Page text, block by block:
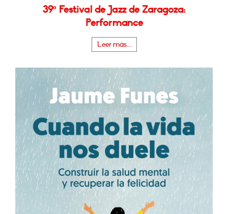
39º Festival de Jazz de Zaragoza:
Performance
Leer más...